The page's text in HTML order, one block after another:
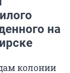
на
колонии